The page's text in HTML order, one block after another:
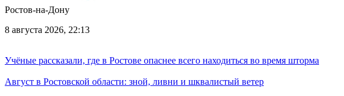
Ростов-на-Дону
8 августа 2026, 22:13
Учёные рассказали, где в Ростове опаснее всего находиться во время шторма
Август в Ростовской области: зной, ливни и шквалистый ветер